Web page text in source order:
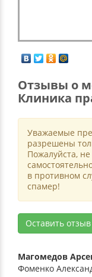
Отзывы о
Клиника
Уважаемые
разрешены
Пожалуйста,
в противном
спамер!
Оставить отзыв
Магомедов
Фоменко